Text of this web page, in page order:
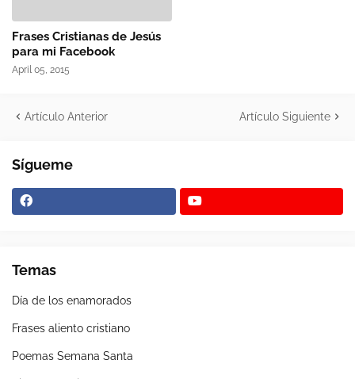
Frases Cristianas de Jesús
para mi Facebook
April 05, 2015
Artículo Anterior Artículo Siguiente
Sígueme
Temas
Día de los enamorados
Frases aliento cristiano
Poemas Semana Santa